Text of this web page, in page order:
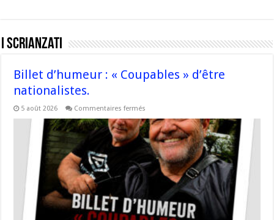
I Scrianzati
Billet d’humeur : « Coupables » d’être
nationalistes.
5 août 2026 Commentaires fermés
d’humeur
:
«
Coupables
»
d’être
nationalistes.